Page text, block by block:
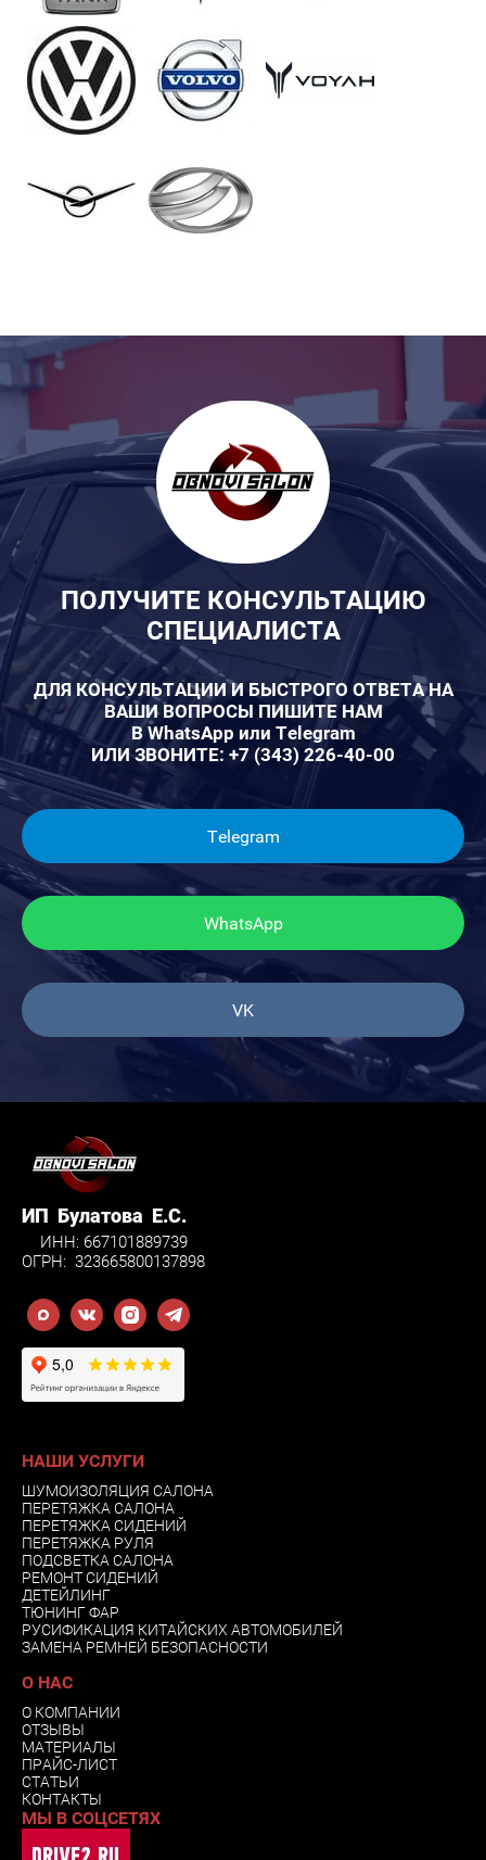
ПОЛУЧИТЕ КОНСУЛЬТАЦИЮ
СПЕЦИАЛИСТА
ДЛЯ КОНСУЛЬТАЦИИ И БЫСТРОГО ОТВЕТА НА
ВАШИ ВОПРОСЫ ПИШИТЕ НАМ
В WhatsApp или Telegram
ИЛИ ЗВОНИТЕ: +7 (343) 226-40-00
Telegram
WhatsApp
VK
ИП Булатова Е.С.
ИНН: 667101889739
ОГРН: 323665800137898
НАШИ УСЛУГИ
ШУМОИЗОЛЯЦИЯ САЛОНА
ПЕРЕТЯЖКА САЛОНА
ПЕРЕТЯЖКА СИДЕНИЙ
ПЕРЕТЯЖКА РУЛЯ
ПОДСВЕТКА САЛОНА
РЕМОНТ СИДЕНИЙ
ДЕТЕЙЛИНГ
ТЮНИНГ ФАР
РУСИФИКАЦИЯ КИТАЙСКИХ АВТОМОБИЛЕЙ
ЗАМЕНА РЕМНЕЙ БЕЗОПАСНОСТИ
О НАС
О КОМПАНИИ
ОТЗЫВЫ
МАТЕРИАЛЫ
ПРАЙС-ЛИСТ
СТАТЬИ
КОНТАКТЫ
МЫ В СОЦСЕТЯХ